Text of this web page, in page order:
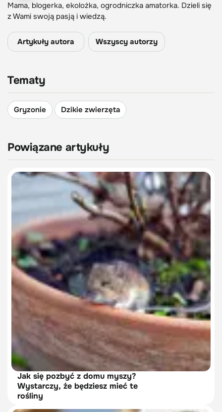
Mama, blogerka, ekolożka, ogrodniczka amatorka. Dzieli się
z Wami swoją pasją i wiedzą.
Artykuły autora Wszyscy autorzy
Tematy
Gryzonie Dzikie zwierzęta
Powiązane artykuły
Jak się pozbyć z domu myszy?
Wystarczy, że będziesz mieć te
rośliny